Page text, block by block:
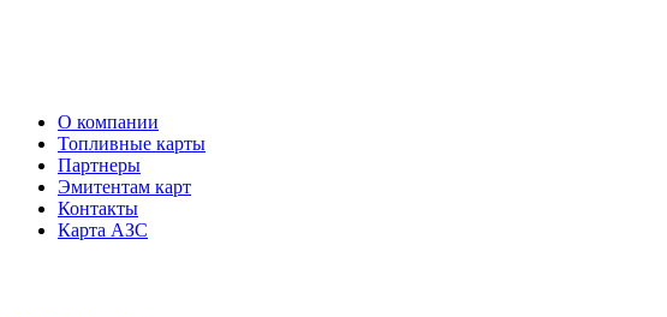
О компании
Топливные карты
Партнеры
Эмитентам карт
Контакты
Карта АЗС